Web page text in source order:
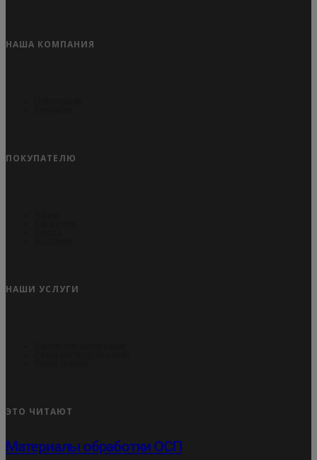
НАША КОМПАНИЯ
ПОКУПАТЕЛЮ
НАШИ УСЛУГИ
ЭТО ЧИТАЮТ
Материалы обработки ОСП